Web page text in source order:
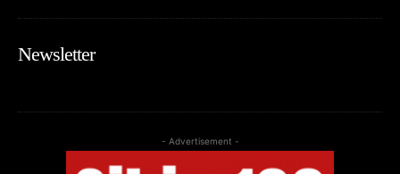
Newsletter
- Advertisement -